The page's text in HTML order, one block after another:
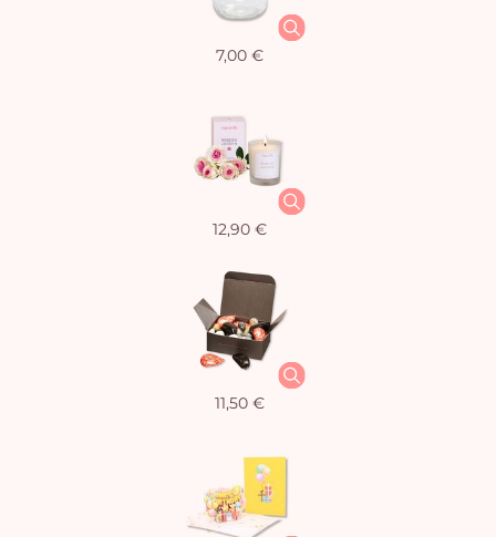
7,00 €
12,90 €
11,50 €